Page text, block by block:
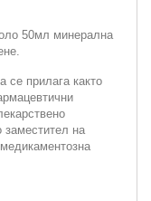
50мл минерална
се прилага както
заместител на